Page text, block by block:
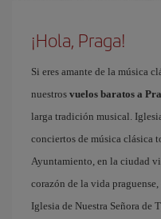
¡Hola, Praga!
Si eres amante de la música
nuestros vuelos baratos a
larga tradición musical.
conciertos de música clásica
Ayuntamiento, en la ciudad
corazón de la vida
Iglesia de Nuestra Señora de